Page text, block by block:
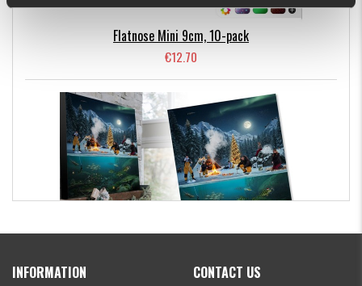
Flatnose Mini 9cm, 10-pack
€12.70
€154.86
INFORMATION CONTACT US